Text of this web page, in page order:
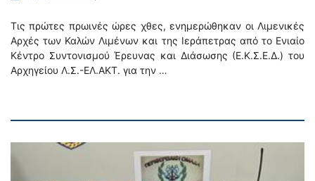
Τις πρώτες πρωινές ώρες χθες, ενημερώθηκαν οι Λιμενικές
Αρχές των Καλών Λιμένων και της Ιεράπετρας από το Ενιαίο
Κέντρο Συντονισμού Έρευνας και Διάσωσης (Ε.Κ.Σ.Ε.Δ.) του
Αρχηγείου Λ.Σ.-ΕΛ.ΑΚΤ. για την …